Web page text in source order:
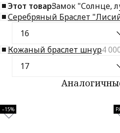
Этот товар:Замок "Солнце,
Серебряный Браслет
Кожаный браслет шнур4
–15%